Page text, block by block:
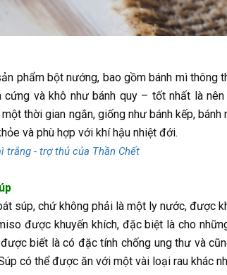
phẩm bột nướng, bao gồm bánh mì
cứng và khô như bánh quy – tốt nhất là
thời gian ngắn, giống như bánh kếp,
và phù hợp với khí hậu nhiệt đới.
trắng - trợ thủ của Thần Chết
súp, chứ không phải là một ly nước, được
được khuyến khích, đặc biệt là cho
biết là có đặc tính chống ung thư và
có thể được ăn với một vài loại rau khác